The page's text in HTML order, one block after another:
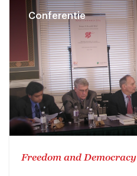
Conferentie
Freedom and Democracy